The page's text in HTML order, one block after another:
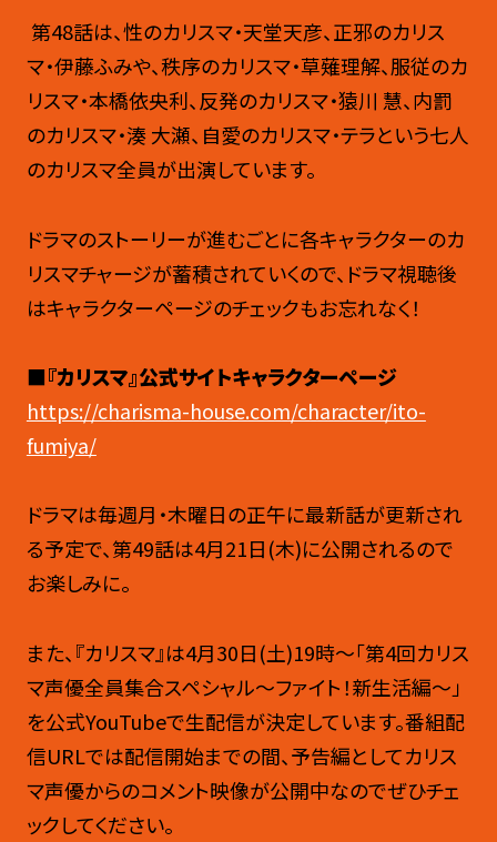
第48話は、性のカリスマ・天堂天彦、正邪のカリス
マ・伊藤ふみや、秩序のカリスマ・草薙理解、服従のカ
リスマ・本橋依央利、反発のカリスマ・猿川 慧、内罰
のカリスマ・湊 大瀬、自愛のカリスマ・テラという七人
のカリスマ全員が出演しています。
ドラマのストーリーが進むごとに各キャラクターのカ
リスマチャージが蓄積されていくので、ドラマ視聴後
はキャラクターページのチェックもお忘れなく！
■『カリスマ』公式サイトキャラクターページ
https://charisma-house.com/character/ito-
fumiya/
ドラマは毎週月・木曜日の正午に最新話が更新され
る予定で、第49話は4月21日(木)に公開されるので
お楽しみに。
また、『カリスマ』は4月30日(土)19時～「第4回カリス
マ声優全員集合スペシャル〜ファイト！新生活編〜」
を公式YouTubeで生配信が決定しています。番組配
信URLでは配信開始までの間、予告編としてカリス
マ声優からのコメント映像が公開中なのでぜひチェ
ックしてください。